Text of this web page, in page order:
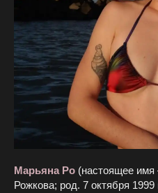
Марьяна Ро (настоящее
Рожкова; род. 7 октября